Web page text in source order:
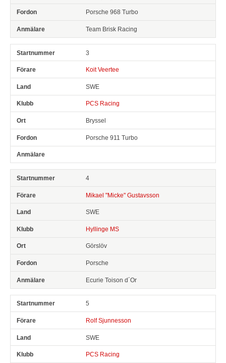
Porsche 968 Turbo
Team Brisk Racing
3
Koit Veertee
SWE
PCS Racing
Bryssel
Porsche 911 Turbo
4
Mikael "Micke" Gustavsson
SWE
Hyllinge MS
Görslöv
Porsche
Ecurie Toison d´Or
5
Rolf Sjunnesson
SWE
PCS Racing